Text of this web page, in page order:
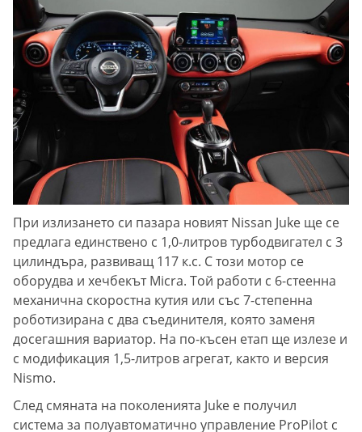
При излизането си пазара новият Nissan Juke ще се
предлага единствено с 1,0-литров турбодвигател с 3
цилиндъра, развиващ 117 к.с. С този мотор се
оборудва и хечбекът Micra. Той работи с 6-стеенна
механична скоростна кутия или със 7-степенна
роботизирана с два съединителя, която заменя
досегашния вариатор. На по-късен етап ще излезе и
с модификация 1,5-литров агрегат, както и версия
Nismo.
След смяната на поколенията Juke е получил
система за полуавтоматично управление ProPilot c